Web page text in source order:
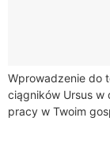
Wprowadzenie do
ciągników Ursus
pracy w Twoim